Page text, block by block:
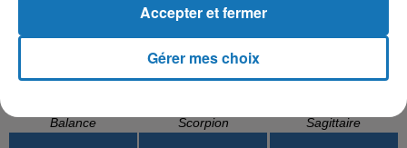
Balance Scorpion Sagittaire
Gérer mes choix
Accepter et fermer